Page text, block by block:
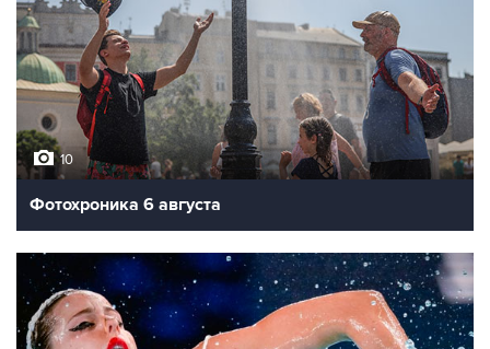
10
Фотохроника 6 августа